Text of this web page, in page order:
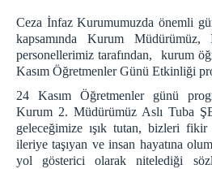
KAMPÜS CİK
İZMİR AÇIK CEZA İNFAZ KURUMU
İZMİR 1 NOLU KAPALI CİK
İZMİR 2 NOLU KAPALI CİK
İZMİR 3 NOLU KAPALI CİK
İZMİR 4 NOLU KAPALI CİK
Ceza İnfaz Kurumumuzda önemli
kapsamında Kurum
personellerimiz tarafından, kurum
Kasım Öğretmenler Günü Etkinliği
24 Kasım Öğretmenler günü
Kurum 2. Müdürümüz Aslı Tuba
geleceğimize ışık tutan, bizleri fikir
ileriye taşıyan ve insan hayatına
yol gösterici olarak nitelediği